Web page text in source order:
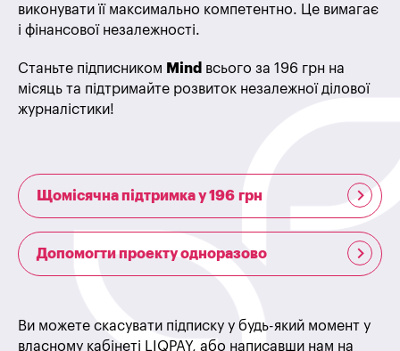
виконувати її максимально компетентно. Це вимагає
і фінансової незалежності.
Станьте підписником Mind всього за 196 грн на
місяць та підтримайте розвиток незалежної ділової
журналістики!
Щомісячна підтримка у 196 грн
Допомогти проекту одноразово
Ви можете скасувати підписку у будь-який момент у
власному кабінеті LIQPAY, або написавши нам на